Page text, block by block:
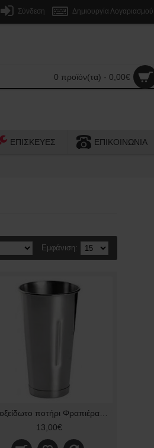
Σύνδεση Δημιουργία Λογαριασμού
0 προϊόν(τα) - 0,00€
ΕΠΙΣΚΕΥΕΣ ΕΠΙΚΟΙΝΩΝΙΑ
Εμφάνιση:
13,00€